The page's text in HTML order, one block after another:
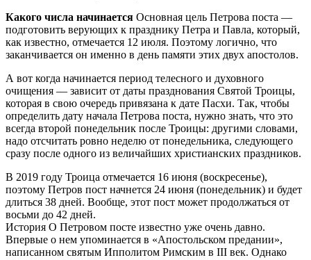
Какого числа начинается Основная цель Петрова поста —
подготовить верующих к празднику Петра и Павла, который,
как известно, отмечается 12 июля. Поэтому логично, что
заканчивается он именно в день памяти этих двух апостолов.
А вот когда начинается период телесного и духовного
очищения — зависит от даты празднования Святой Троицы,
которая в свою очередь привязана к дате Пасхи. Так, чтобы
определить дату начала Петрова поста, нужно знать, что это
всегда второй понедельник после Троицы: другими словами,
надо отсчитать ровно неделю от понедельника, следующего
сразу после одного из величайших христианских праздников.
В 2019 году Троица отмечается 16 июня (воскресенье),
поэтому Петров пост начнется 24 июня (понедельник) и будет
длиться 38 дней. Вообще, этот пост может продолжаться от
восьми до 42 дней.
История О Петровом посте известно уже очень давно.
Впервые о нем упоминается в «Апостольском предании»,
написанном святым Ипполитом Римским в III век. Однако